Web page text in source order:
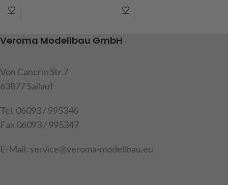
Art.Nr. 231762
Art.Nr. 231770
Veroma Modellbau GmbH
Von Cancrin Str.7
63877 Sailauf
Tel. 06093 / 995346
Fax 06093 / 995347
E-Mail: service@veroma-modellbau.eu